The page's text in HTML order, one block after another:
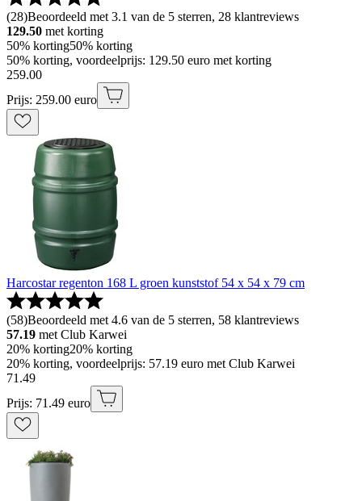
(28)Beoordeeld met 3.1 van de 5 sterren, 28 klantreviews
129.50 met korting
50% korting50% korting
50% korting, voordeelprijs: 129.50 euro met korting
259.00
Prijs: 259.00 euro
Harcostar regenton 168 L groen kunststof 54 x 54 x 79 cm
(58)Beoordeeld met 4.6 van de 5 sterren, 58 klantreviews
57.19 met Club Karwei
20% korting20% korting
20% korting, voordeelprijs: 57.19 euro met Club Karwei
71 .49
Prijs: 71.49 euro